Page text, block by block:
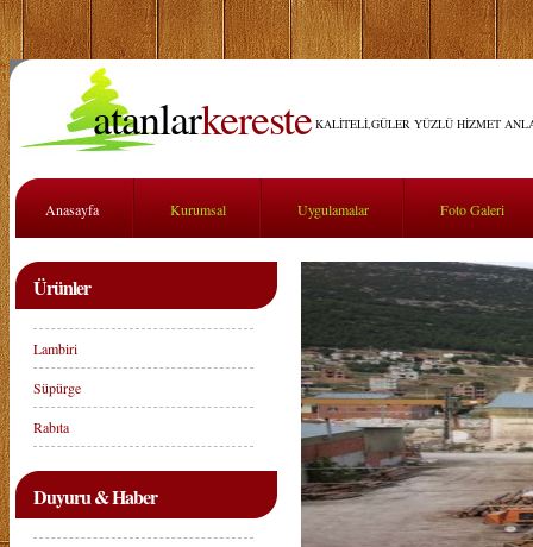
atanlarkereste KALİTELİ,GÜLER YÜZLÜ HİZMET
Anasayfa Kurumsal Uygulamalar Foto Galeri
Ürünler
Lambiri
Süpürge
Rabıta
Duyuru & Haber